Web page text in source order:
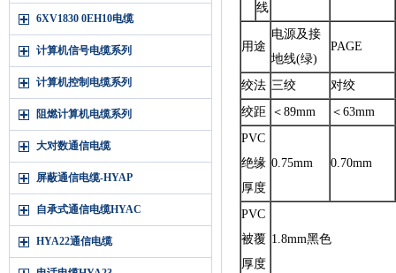
6XV1830 0EH10电缆
计算机信号电缆系列
计算机控制电缆系列
阻燃计算机电缆系列
大对数通信电缆
屏蔽通信电缆-HYAP
自承式通信电缆HYAC
HYA22通信电缆
线
用途
电源及接
地线(绿)
PAGE
绞法 三绞
对绞
绞距
＜89mm
＜63mm
PVC
绝缘
厚度
0.75mm 0.70mm
PVC
被覆
厚度
1.8mm黑色